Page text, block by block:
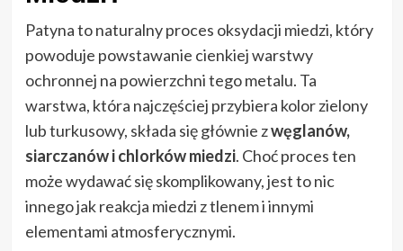
Patyna to naturalny proces oksydacji miedzi, który
powoduje powstawanie cienkiej warstwy
ochronnej na powierzchni tego metalu. Ta
warstwa, która najczęściej przybiera kolor zielony
lub turkusowy, składa się głównie zwęglanów,
siarczanów i chlorków miedzi. Choć proces ten
może wydawać się skomplikowany, jest to nic
innego jak reakcja miedzi z tlenem i innymi
elementami atmosferycznymi.